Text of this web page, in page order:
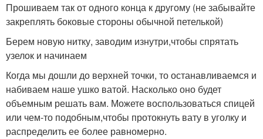
Прошиваем так от одного конца к другому (не забывайте
закреплять боковые стороны обычной петелькой)
Берем новую нитку, заводим изнутри,чтобы спрятать
узелок и начинаем
Когда мы дошли до верхней точки, то останавливаемся и
набиваем наше ушко ватой. Насколько оно будет
объемным решать вам. Можете воспользоваться спицей
или чем-то подобным,чтобы протокнуть вату в уголку и
распределить ее более равномерно.